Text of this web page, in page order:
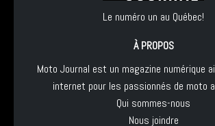
Le numéro un au Québec!
À PROPOS
Moto Journal est un magazine numérique
internet pour les passionnés de moto
Qui sommes-nous
Nous joindre